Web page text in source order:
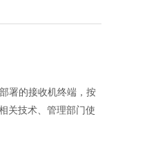
署的接收机终端，按
关技术、管理部门使